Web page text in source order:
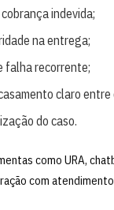
indevida;
na entrega;
falha recorrente;
claro
do caso.
como URA,
com